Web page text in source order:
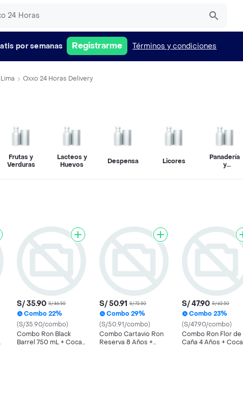
por semanas Registrarme Términos y condiciones
Oxxo 24 Horas Delivery
Frutas y
Verduras
Lacteos y
Huevos
Despensa Licores
Panadería
y
S/ 35.90 S/ 46.50
Combo 22%
(S/35.90/combo)
Combo Ron Black
Barrel 750 mL + Coca-
S/ 50.91 S/ 72.50
Combo 29%
(S/50.91/combo)
Combo Cartavio Ron
Reserva 8 Años +
S/ 47.90 S/ 62.50
Combo 23%
(S/47.90/combo)
Combo Ron Flor de
Caña 4 Años + Coca